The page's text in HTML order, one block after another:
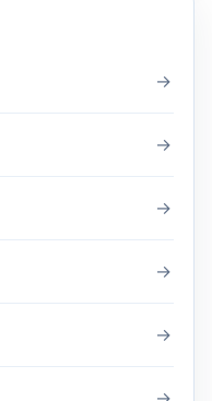
→
→
→
→
→